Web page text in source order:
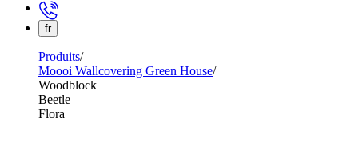
fr
Produits
Moooi Wallcovering Green House
Woodblock
Beetle
Flora